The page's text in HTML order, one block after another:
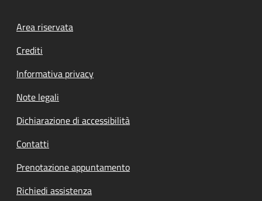
Footer menu
Area riservata
Crediti
Informativa privacy
Note legali
Dichiarazione di accessibilità
Contatti
Prenotazione appuntamento
Richiedi assistenza